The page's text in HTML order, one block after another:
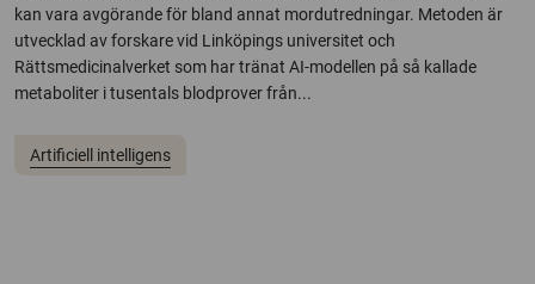
kan vara avgörande för bland annat mordutredningar. Metoden är
utvecklad av forskare vid Linköpings universitet och
Rättsmedicinalverket som har tränat AI-modellen på så kallade
metaboliter i tusentals blodprover från...
Artificiell intelligens